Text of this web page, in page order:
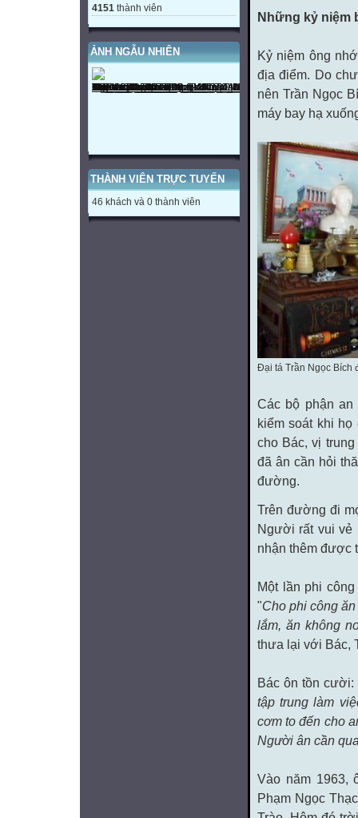
4151 thành viên
ẢNH NGẪU NHIÊN
THÀNH VIÊN TRỰC TUYẾN
46 khách và 0 thành viên
Những kỷ niệm
Kỷ niệm ông
địa điểm. Do
nên Trần Ngọc
máy bay hạ
Đại tá Trần Ngọc Bích
Các bộ phận
kiểm soát khi
cho Bác, vị
đã ân cần hỏi
đường.
Trên đường đi
Người rất vui vẻ
nhận thêm được
Một lần phi
"Cho phi công
lắm, ăn không
thưa lại với Bác,
Bác ôn tồn cười:
tập trung làm
cơm to đến cho
Người ân cần
Vào năm 1963,
Phạm Ngọc